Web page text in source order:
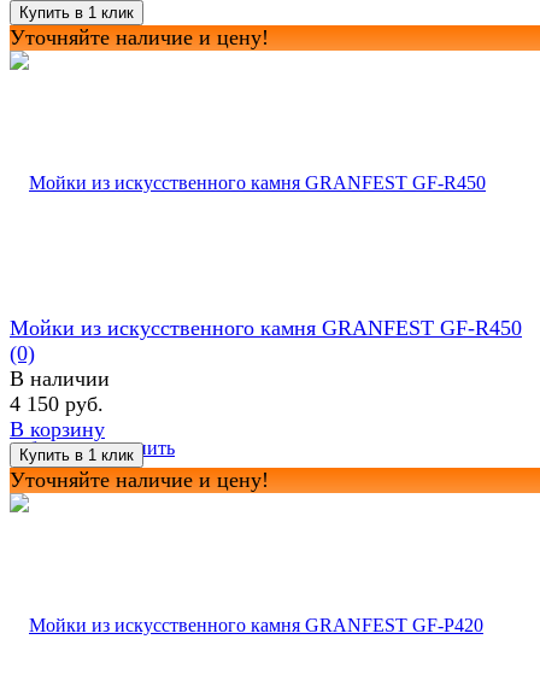
Уточняйте наличие и цену!
избранное сравнить
Мойки из искусственного камня GRANFEST GF-R450
(0)
В наличии
4 150 руб.
В корзину
Уточняйте наличие и цену!